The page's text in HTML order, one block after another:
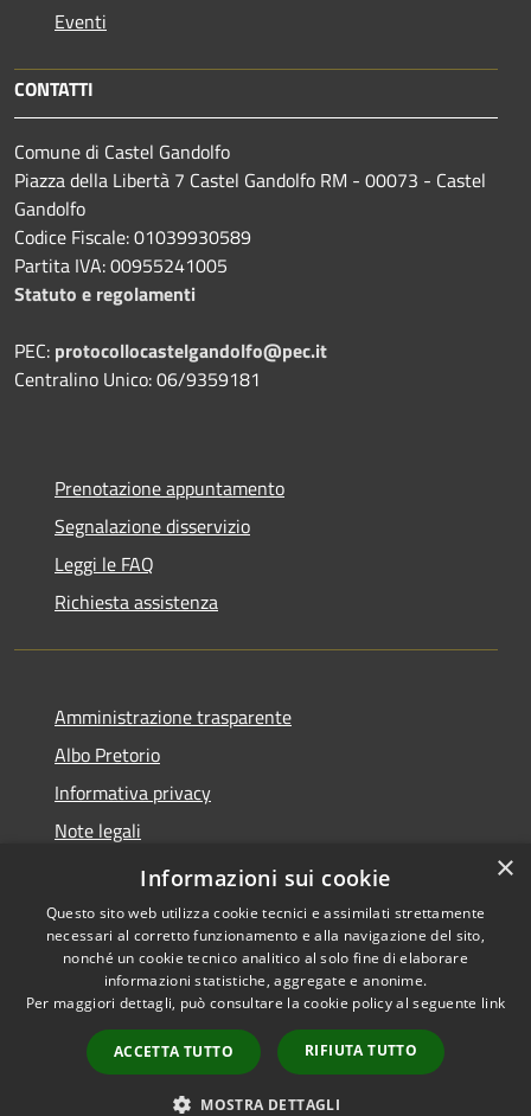
Eventi
CONTATTI
Comune di Castel Gandolfo
Piazza della Libertà 7 Castel Gandolfo RM - 00073 - Castel
Gandolfo
Codice Fiscale: 01039930589
Partita IVA: 00955241005
Statuto e regolamenti
PEC: protocollocastelgandolfo@pec.it
Centralino Unico: 06/9359181
Prenotazione appuntamento
Segnalazione disservizio
Leggi le FAQ
Richiesta assistenza
Amministrazione trasparente
Albo Pretorio
Informativa privacy
Note legali
Dichiarazione di accessibilità
Accessibilità
Copyright © 2026 • Comune di
Castel Gandolfo • Powered by
Municipium•
Accesso
redazione
×
Informazioni sui cookie
Questo sito web utilizza cookie tecnici e assimilati strettamente
necessari al corretto funzionamento e alla navigazione del sito,
nonché un cookie tecnico analitico al solo fine di elaborare
informazioni statistiche, aggregate e anonime.
Per maggiori dettagli, può consultare la cookie policy al seguente link
ACCETTA TUTTO RIFIUTA TUTTO
MOSTRA DETTAGLI